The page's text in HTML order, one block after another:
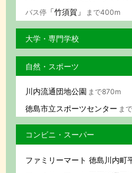
バス停「竹須賀」 まで400m
大学・専門学校
自然・スポーツ
川内流通団地公園 まで870m
徳島市立スポーツセンター ま
コンビニ・スーパー
ファミリーマート 徳島川内町